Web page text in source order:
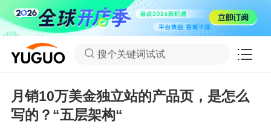
搜个关键词试试
月销10万美金独立站的产品页，是怎么
写的？“五层架构“